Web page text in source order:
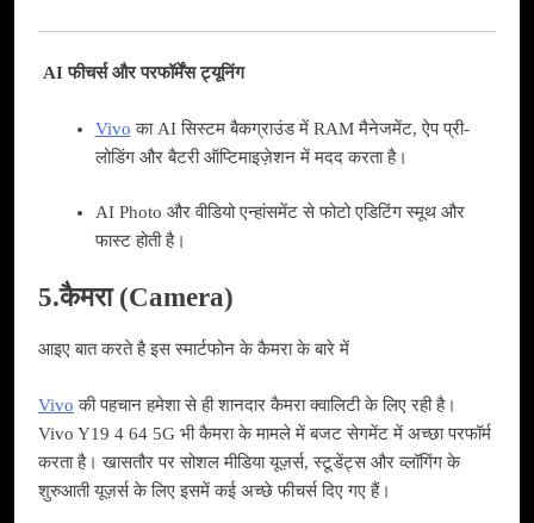
AI फीचर्स और परफॉर्मेंस ट्यूनिंग
Vivo का AI सिस्टम बैकग्राउंड में RAM मैनेजमेंट, ऐप प्री-
लोडिंग और बैटरी ऑप्टिमाइज़ेशन में मदद करता है।
AI Photo और वीडियो एन्हांसमेंट से फोटो एडिटिंग स्मूथ और
फास्ट होती है।
5.कैमरा (Camera)
आइए बात करते है इस स्मार्टफोन के कैमरा के बारे में
Vivo की पहचान हमेशा से ही शानदार कैमरा क्वालिटी के लिए रही है।
Vivo Y19 4 64 5G भी कैमरा के मामले में बजट सेगमेंट में अच्छा परफॉर्म
करता है। खासतौर पर सोशल मीडिया यूज़र्स, स्टूडेंट्स और व्लॉगिंग के
शुरुआती यूज़र्स के लिए इसमें कई अच्छे फीचर्स दिए गए हैं।